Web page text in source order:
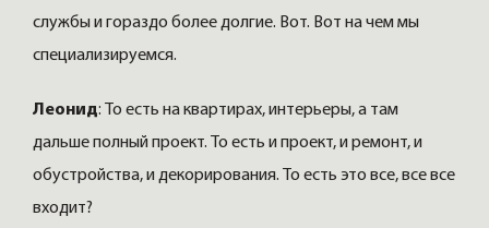
службы и гораздо более долгие. Вот. Вот на чем мы
специализируемся.
Леонид: То есть на квартирах, интерьеры, а там
дальше полный проект. То есть и проект, и ремонт, и
обустройства, и декорирования. То есть это все, все все
входит?